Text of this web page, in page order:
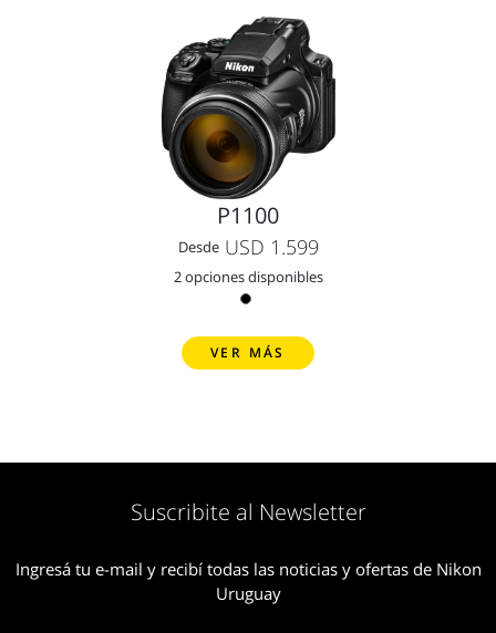
P1100
Desde USD 1.599
2 opciones disponibles
VER MÁS
Suscribite al Newsletter
Ingresá tu e-mail y recibí todas las noticias y ofertas de Nikon
Uruguay